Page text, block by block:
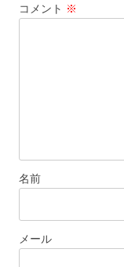
ョ
コメント ※
名前
メール